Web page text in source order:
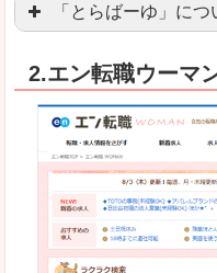
「とらばーゆ」に
良いところ
スマホア
「ファッ
悪いところ
事務など
2.エン転職ウーマ